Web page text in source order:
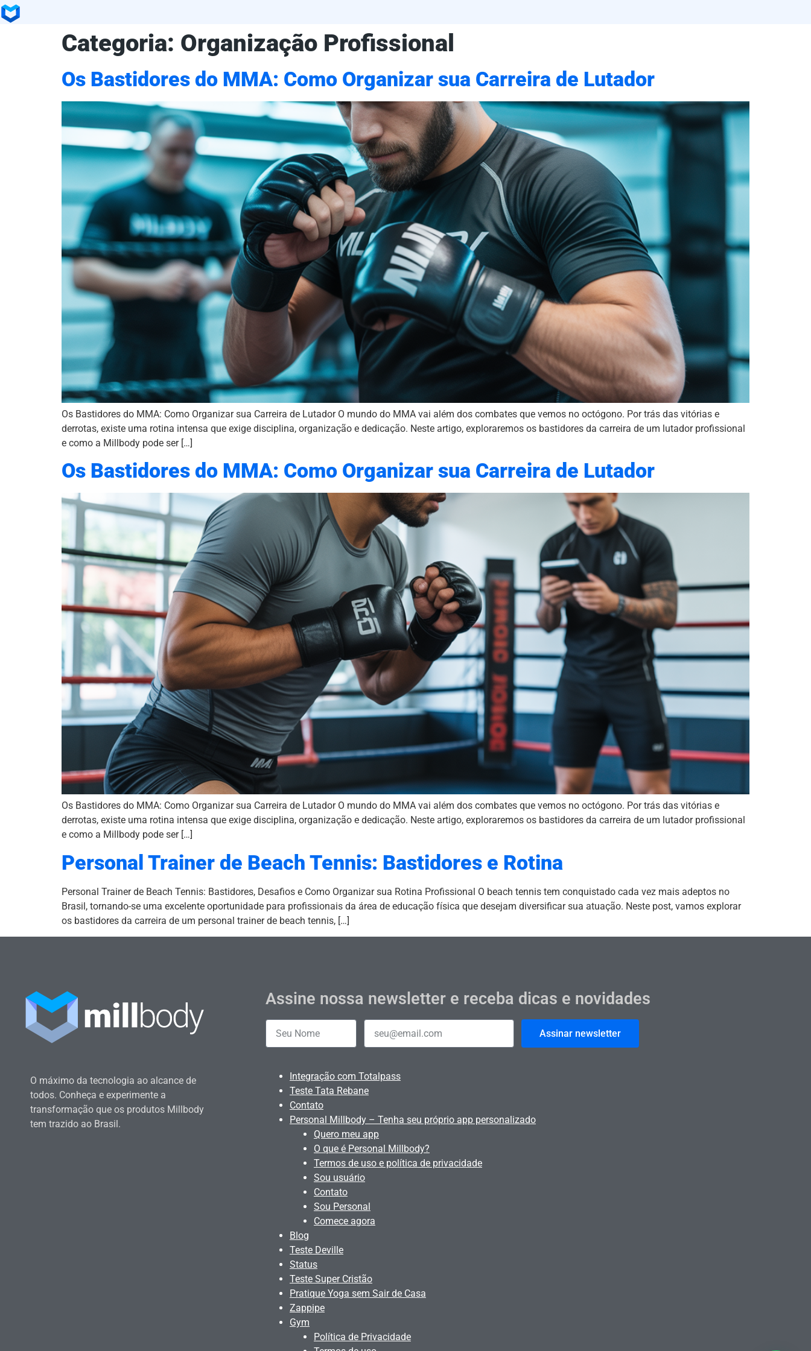
Categoria: Organização Profissional
Os Bastidores do MMA: Como Organizar sua Carreira de Lutador
Os Bastidores do MMA: Como Organizar sua Carreira de Lutador O mundo do MMA vai além dos combates que vemos no octógono. Por trás das vitórias e
derrotas, existe uma rotina intensa que exige disciplina, organização e dedicação. Neste artigo, exploraremos os bastidores da carreira de um lutador profissional
e como a Millbody pode ser […]
Os Bastidores do MMA: Como Organizar sua Carreira de Lutador
Os Bastidores do MMA: Como Organizar sua Carreira de Lutador O mundo do MMA vai além dos combates que vemos no octógono. Por trás das vitórias e
derrotas, existe uma rotina intensa que exige disciplina, organização e dedicação. Neste artigo, exploraremos os bastidores da carreira de um lutador profissional
e como a Millbody pode ser […]
Personal Trainer de Beach Tennis: Bastidores e Rotina
Personal Trainer de Beach Tennis: Bastidores, Desafios e Como Organizar sua Rotina Profissional O beach tennis tem conquistado cada vez mais adeptos no
Brasil, tornando-se uma excelente oportunidade para profissionais da área de educação física que desejam diversificar sua atuação. Neste post, vamos explorar
os bastidores da carreira de um personal trainer de beach tennis, […]
O máximo da tecnologia ao alcance de
todos. Conheça e experimente a
transformação que os produtos Millbody
tem trazido ao Brasil.
Assine nossa newsletter e receba dicas e novidades
Assinar newsletter
Integração com Totalpass
Teste Tata Rebane
Contato
Personal Millbody – Tenha seu próprio app personalizado
Quero meu app
O que é Personal Millbody?
Termos de uso e política de privacidade
Sou usuário
Contato
Sou Personal
Comece agora
Blog
Teste Deville
Status
Teste Super Cristão
Pratique Yoga sem Sair de Casa
Zappipe
Gym
Política de Privacidade